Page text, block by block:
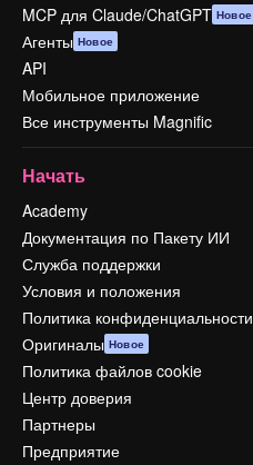
MCP для Claude/ChatGPT Новое
Агенты Новое
API
Мобильное приложение
Все инструменты Magnific
Начать
Academy
Документация по Пакету ИИ
Служба поддержки
Условия и положения
Политика конфиденциальности
Оригиналы Новое
Политика файлов cookie
Центр доверия
Партнеры
Предприятие